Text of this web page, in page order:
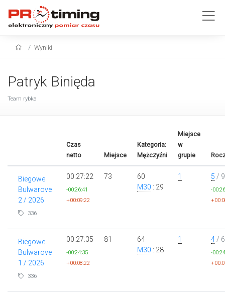
Wyniki
Patryk Binięda
Team rybka
Czas
netto
Miejsce
Kategoria:
Mężczyźni
Miejsce
w
grupie
Biegowe
Bulwarove
2 / 2026
336
00:27:22
-00:26:41
+00:09:22
73
60
M30 : 29
1 5 / 9
-
Biegowe
Bulwarove
1 / 2026
336
00:27:35
-00:24:35
+00:08:22
81
64
M30 : 28
1 4 / 6
-